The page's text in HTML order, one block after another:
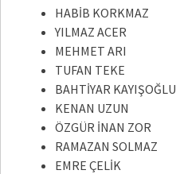
HABİB KORKMAZ
YILMAZ ACER
MEHMET ARI
TUFAN TEKE
BAHTİYAR KAYIŞOĞLU
KENAN UZUN
ÖZGÜR İNAN ZOR
RAMAZAN SOLMAZ
EMRE ÇELİK